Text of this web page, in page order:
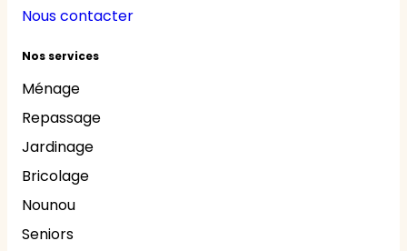
Nous contacter
Nos services
Ménage
Repassage
Jardinage
Bricolage
Nounou
Seniors